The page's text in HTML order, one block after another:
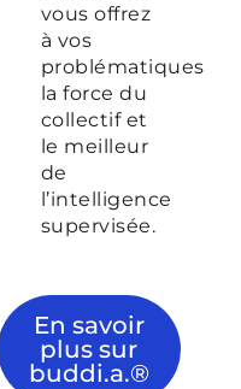
vous offrez
à vos
problématiques
la force du
collectif et
le meilleur
de
l’intelligence
supervisée.
En savoir
plus sur
buddi.a.®